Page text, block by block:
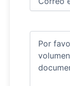
electrónico
Comentarios